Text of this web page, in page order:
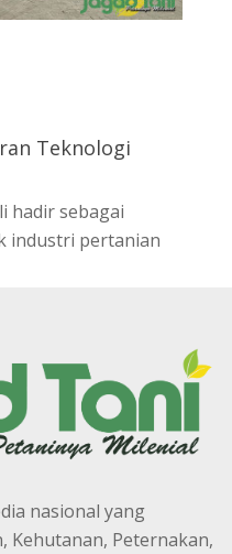
Teknologi
hadir sebagai
industri pertanian
nasional yang
Kehutanan, Peternakan,